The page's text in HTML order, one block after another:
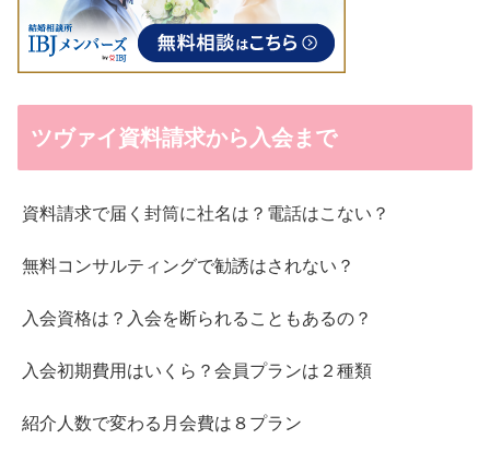
ツヴァイ資料請求から入会まで
資料請求で届く封筒に社名は？電話はこない？
無料コンサルティングで勧誘はされない？
入会資格は？入会を断られることもあるの？
入会初期費用はいくら？会員プランは２種類
紹介人数で変わる月会費は８プラン